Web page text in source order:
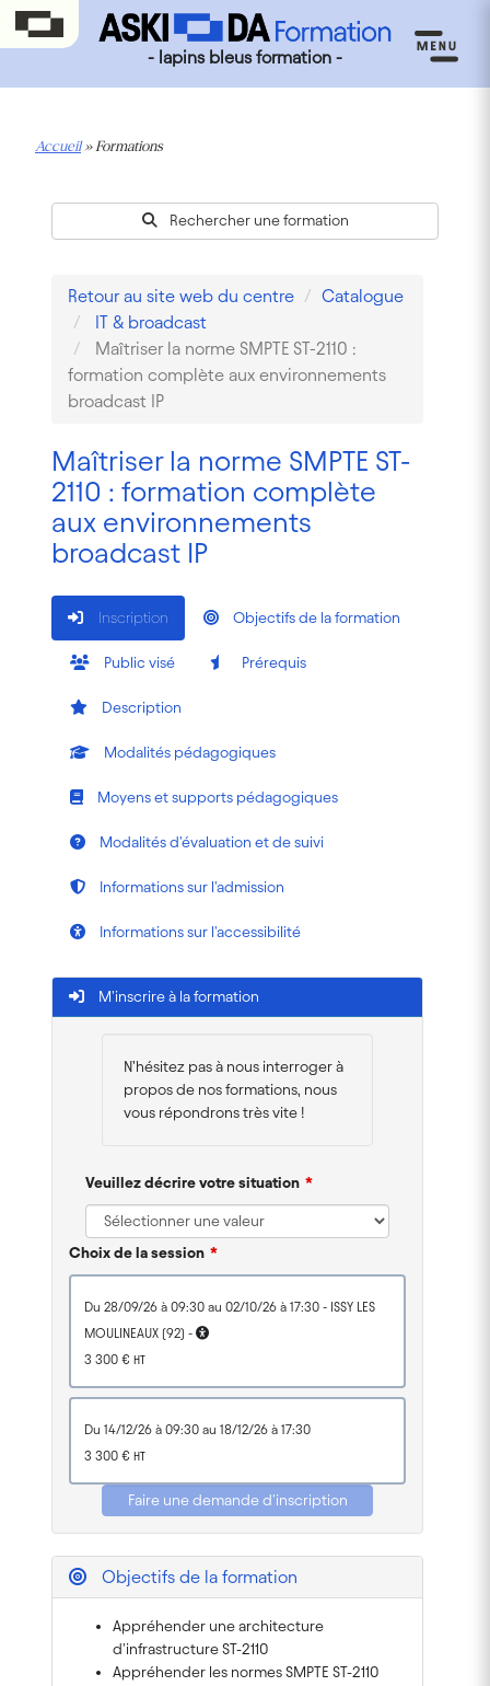
- lapins bleus formation -
Accueil»Formations
Rechercher une formation
Retour au site web du centre
Catalogue
IT & broadcast
Maîtriser la norme SMPTE ST-2110 :
formation complète aux environnements
broadcast IP
Maîtriser la norme SMPTE ST-
2110 : formation complète
aux environnements
broadcast IP
Inscription Objectifs de la formation
Public visé Prérequis
Description
Modalités pédagogiques
Moyens et supports pédagogiques
Modalités d'évaluation et de suivi
Informations sur l'admission
Informations sur l'accessibilité
M'inscrire à la formation
N’hésitez pas à nous interroger à
propos de nos formations, nous
vous répondrons très vite !
Veuillez décrire votre situation
Choix de la session
du 28/09/26 à 09:30 au 02/10/26 à 17:30 - ISSY LES
MOULINEAUX (92) -
3 300 € HT
du 14/12/26 à 09:30 au 18/12/26 à 17:30
3 300 € HT
Faire une demande d'inscription
Objectifs de la formation
Appréhender une architecture
d'infrastructure ST-2110
Appréhender les normes SMPTE ST-2110